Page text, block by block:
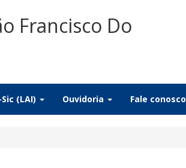
Francisco Do
Sic (LAI) Ouvidoria Fale conosco